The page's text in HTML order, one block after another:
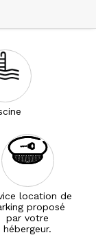
location de
proposé
par votre
hébergeur.